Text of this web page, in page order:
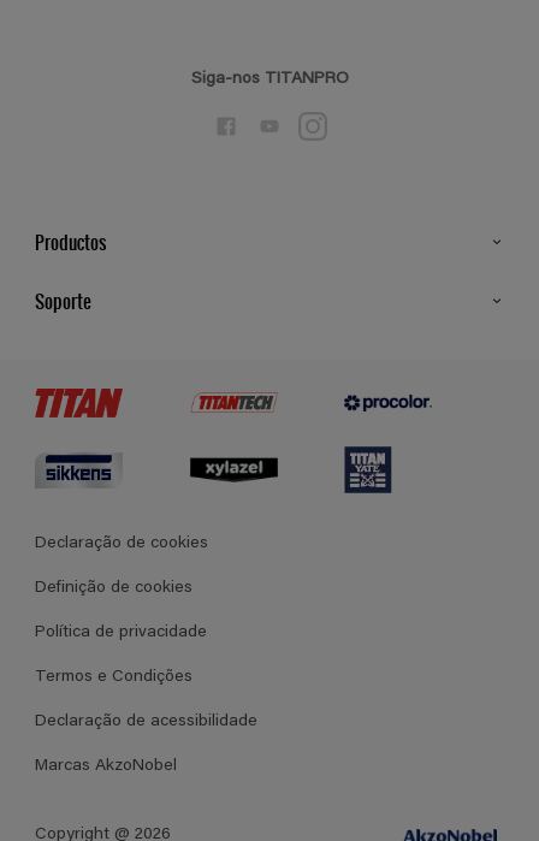
Siga-nos TITANPRO
Productos
Soporte
Termos e Condições Gerais de Venda
Declaração de cookies
Definição de cookies
Política de privacidade
Termos e Condições
Declaração de acessibilidade
Marcas AkzoNobel
Copyright @ 2026